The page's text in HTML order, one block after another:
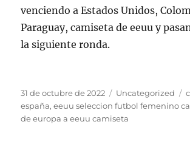
venciendo a Estados Unidos,
Paraguay, camiseta de eeuu y
la siguiente ronda.
Publicado
el
31 de octubre de 2022 Categorías
Uncategorized
españa,eeuu seleccion futbol femenino
de europa a eeuu camiseta